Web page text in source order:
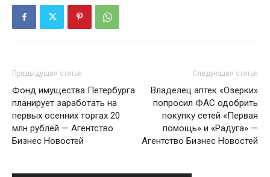
Предыдущая статья
Фонд имущества Петербурга
планирует заработать на
первых осенних торгах 20
млн рублей — Агентство
Бизнес Новостей
Следующая статья
Владелец аптек «Озерки»
попросил ФАС одобрить
покупку сетей «Первая
помощь» и «Радуга» —
Агентство Бизнес Новостей